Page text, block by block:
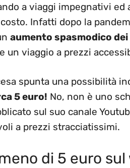
a viaggi impegnativi ed
Infatti dopo la
aumento spasmodico
un viaggio a prezzi
spunta una possibilità
5 euro! No, non è uno
sul suo canale
a prezzi stracciatissimi.
di 5 euro sul